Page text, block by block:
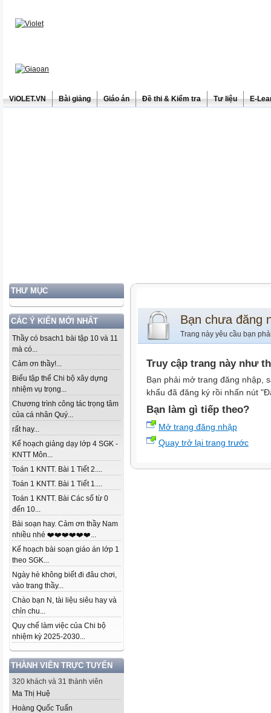
ViOLET.VN Bài giảng Giáo án Đề thi & Kiểm tra Tư liệu E-
THƯ MỤC
CÁC Ý KIẾN MỚI NHẤT
Thầy có bsach1 bài tập 10 và 11
mà có...
Cảm ơn thầy!...
Biểu tập thể Chi bộ xây dựng
nhiệm vụ trọng...
Chương trình công tác trọng tâm
của cá nhân Quý...
rất hay...
Kế hoạch giảng dạy lớp 4 SGK -
KNTT Môn...
Toán 1 KNTT. Bài 1 Tiết 2....
Toán 1 KNTT. Bài 1 Tiết 1....
Toán 1 KNTT. Bài Các số từ 0
đến 10...
Bài soạn hay. Cảm ơn thầy Nam
nhiều nhé ❤️❤️❤️❤️❤️❤️...
Kế hoạch bài soạn giáo án lớp 1
theo SGK...
Ngày hè không biết đi đâu chơi,
vào trang thầy...
Chào bạn N, tài liệu siêu hay và
chỉn chu...
Quy chế làm việc của Chi bộ
nhiệm kỳ 2025-2030...
THÀNH VIÊN TRỰC TUYẾN
320 khách và 31 thành viên
Ma Thị Huệ
Hoàng Quốc Tuấn
Bạn chưa đăng
Trang này yêu cầu bạn
Truy cập trang này như
Bạn phải mở trang đăng nhập,
khẩu đã đăng ký rồi nhấn nút
Bạn làm gì tiếp theo?
Mở trang đăng nhập
Quay trở lại trang trước